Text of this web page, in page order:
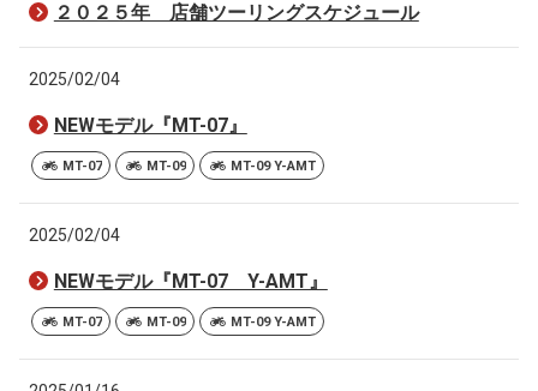
２０２５年 店舗ツーリングスケジュール
2025/02/04
NEWモデル『MT-07』
MT-07 MT-09 MT-09 Y-AMT
2025/02/04
NEWモデル『MT-07 Y-AMT』
MT-07 MT-09 MT-09 Y-AMT